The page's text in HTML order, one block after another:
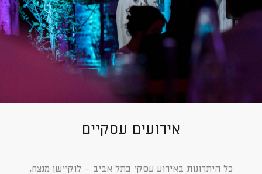
אירועים עסקיים
כל היתרונות באירוע עסקי בתל אביב – לוקיישן מנצח,